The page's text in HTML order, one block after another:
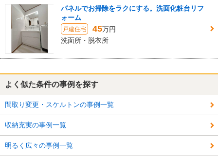
パネルでお掃除をラクにする。洗面化粧台リフ
ォーム
戸建住宅 45万円
洗面所・脱衣所
よく似た条件の事例を探す
間取り変更・スケルトンの事例一覧
収納充実の事例一覧
明るく広々の事例一覧